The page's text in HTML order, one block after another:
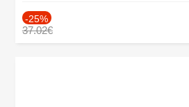
-25%
37.02€